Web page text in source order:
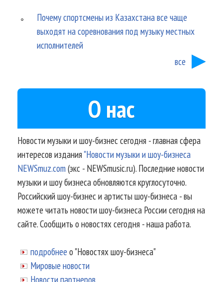
Почему спортсмены из Казахстана все чаще
выходят на соревнования под музыку местных
исполнителей
все
О нас
Новости музыки и шоу-бизнес сегодня - главная сфера
интересов издания"Новости музыки и шоу-бизнеса
NEWSmuz.com(экс - NEWSmusic.ru). Последние новости
музыки и шоу бизнеса обновляются круглосуточно.
Российский шоу-бизнес и артисты шоу-бизнеса - вы
можете читать новости шоу-бизнеса России сегодня на
сайте. Сообщить о новостях сегодня - наша работа.
подробнее о "Новостях шоу-бизнеса"
Мировые новости
Новости партнеров